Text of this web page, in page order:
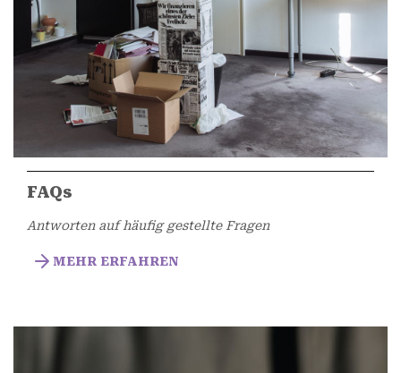
FAQs
Antworten auf häufig gestellte Fragen
MEHR ERFAHREN